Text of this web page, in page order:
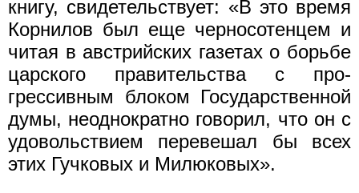
книгу, свиде­тельствует: «В это время
Корнилов был еще черносотенцем и
читая в австрийских газетах о борьбе
царского правительства с про­
грессивным блоком Государственной
думы, неоднократно говорил, что он с
удовольствием перевешал бы всех
этих Гучковых и Ми­люковых».